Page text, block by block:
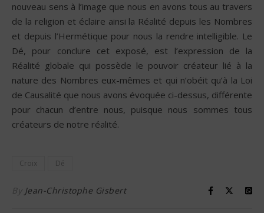
nouveau sens à l’image que nous en avons tous au travers
de la religion et éclaire ainsi la Réalité depuis les Nombres
et depuis l’Hermétique pour nous la rendre intelligible. Le
Dé, pour conclure cet exposé, est l’expression de la
Réalité globale qui possède le pouvoir créateur lié à la
nature des Nombres eux-mêmes et qui n’obéit qu’à la Loi
de Causalité que nous avons évoquée ci-dessus, différente
pour chacun d’entre nous, puisque nous sommes tous
créateurs de notre réalité.
Croix Dé
By Jean-Christophe Gisbert